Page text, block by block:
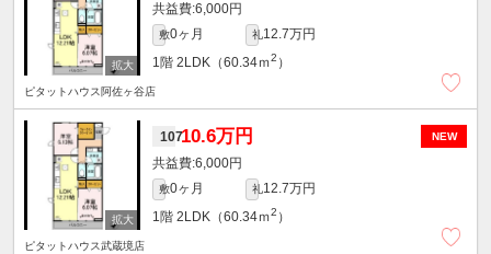
6,000円
敷0ヶ月 礼12.7万円
1階 2LDK（60.34ｍ2 ）
ピタットハウス阿佐ヶ谷店
NEW
10710.6万円
6,000円
敷0ヶ月 礼12.7万円
1階 2LDK（60.34ｍ2 ）
ピタットハウス武蔵境店